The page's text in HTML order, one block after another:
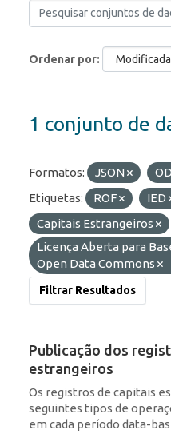
Ordenar por
1 conjunto de
Formatos: JSON
Etiquetas:
ROF
IED
Capitais Estrangeiros
Licença Aberta para
Open Data Commons
Filtrar Resultados
Publicação dos
estrangeiros
Os registros de capitais
seguintes tipos de
em cada período data-